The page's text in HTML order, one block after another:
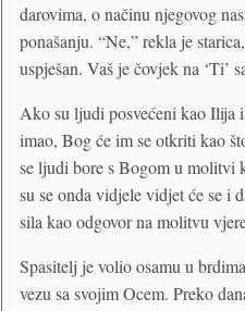
darovima, o načinu njegovog
ponašanju. “Ne,” rekla je
uspješan. Vaš je čovjek na ‘Ti’
Ako su ljudi posvećeni kao Ilija
imao, Bog će im se otkriti kao
se ljudi bore s Bogom u molitvi
su se onda vidjele vidjet će se i
sila kao odgovor na molitvu
Spasitelj je volio osamu u
vezu sa svojim Ocem. Preko